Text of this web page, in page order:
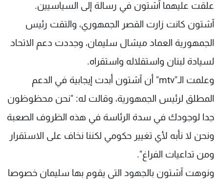
علقت عليهما آشتون في رسالة إلى السياسيين.
آشتون كانت زارت القصر الجمهوري، والتقت رئيس
الجمهورية العماد ميشال سليمان، وجددت دعم الاتحاد
لسيادة لبنان واستقلاله واستقراه.
وعلمت الـ"mtv" أن آشتون أبدت إيجابية في الدعم
المطلق لرئيس الجمهورية، وقالت له: "نحن محظوظون
جدا لوجودك في سدة الرئاسة في هذه الظروف الصعبة
ونحن لا نأبه لأي تغيير حكومي لكننا نخاف على الاستقرار
ومن تداعيات الفراغ".
ونوهت آشتون بالجهود التي يقوم بها سليمان خصوصا